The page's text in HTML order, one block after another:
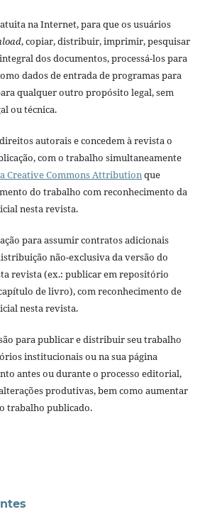
na Internet, para que os usuários
, copiar, distribuir, imprimir, pesquisar
dos documentos, processá-los para
dados de entrada de programas para
qualquer outro propósito legal, sem
ou técnica.
autorais e concedem à revista o
com o trabalho simultaneamente
Creative Commons Attribution que
do trabalho com reconhecimento da
nesta revista.
para assumir contratos adicionais
não-exclusiva da versão do
revista (ex.: publicar em repositório
de livro), com reconhecimento de
nesta revista.
para publicar e distribuir seu trabalho
institucionais ou na sua página
antes ou durante o processo editorial,
produtivas, bem como aumentar
trabalho publicado.